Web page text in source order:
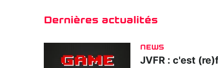
Dernières actualités
NEWS
JVFR : c'est